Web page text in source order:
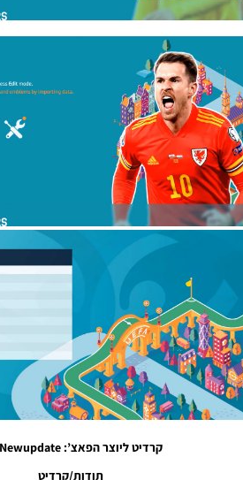
קרדיט ליוצר הפאצ’: PESNewupdate
תודות/קרדיט